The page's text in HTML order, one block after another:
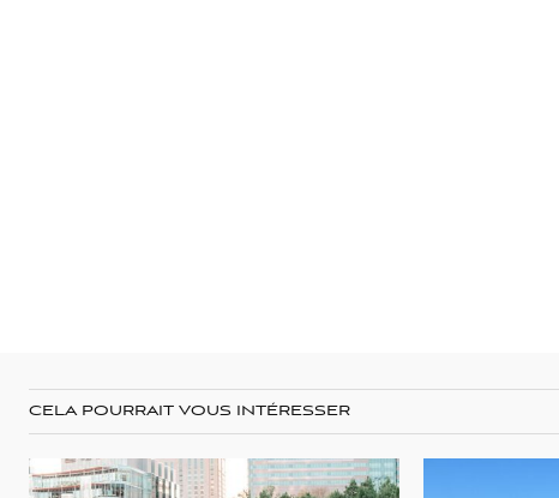
CELA POURRAIT VOUS INTÉRESSER